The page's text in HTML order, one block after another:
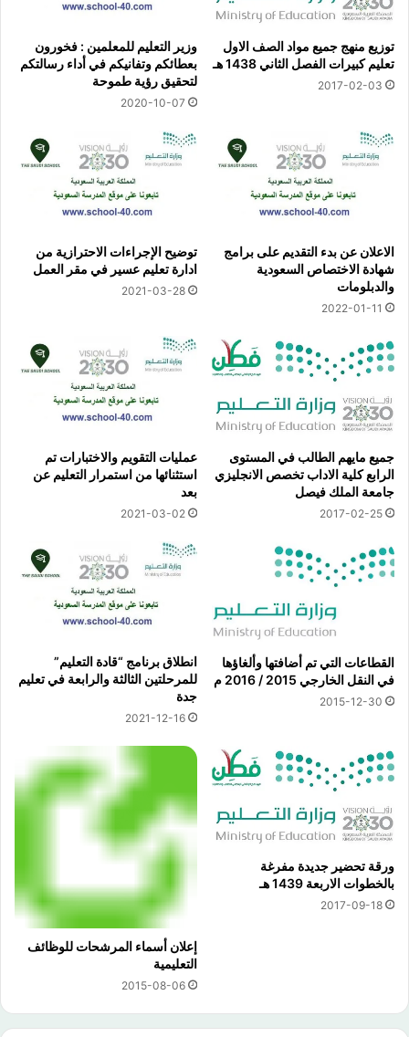
توزيع منهج جميع مواد الصف الاول
تعليم كبيرات الفصل الثاني 1438 هـ
2017-02-03
وزير التعليم للمعلمين : فخورون
بعطائكم وتفانيكم في أداء رسالتكم
لتحقيق رؤية طموحة
2020-10-07
الاعلان عن بدء التقديم على برامج
شهادة الاختصاص السعودية
والدبلومات
2022-01-11
توضيح الإجراءات الاحترازية من
ادارة تعليم عسير في مقر العمل
2021-03-28
جميع مايهم الطالب في المستوى
الرابع كلية الاداب تخصص الانجليزي
جامعة الملك فيصل
2017-02-25
عمليات التقويم والاختبارات تم
استثنائها من استمرار التعليم عن
بعد
2021-03-02
القطاعات التي تم أضافتها وألغاؤها
في النقل الخارجي 2015 / 2016 م
2015-12-30
انطلاق برنامج “قادة التعليم”
للمرحلتين الثالثة والرابعة في تعليم
جدة
2021-12-16
ورقة تحضير جديدة مفرغة
بالخطوات الاربعة 1439 هـ
2017-09-18
إعلان أسماء المرشحات للوظائف
التعليمية
2015-08-06